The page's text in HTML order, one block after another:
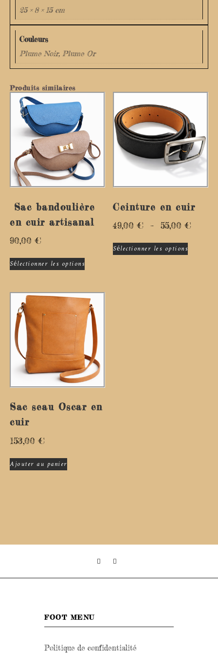
25 × 8 × 15 cm
Couleurs
Plume Noir, Plume Or
Produits similaires
Sac bandoulière
en cuir artisanal
90,00€
Sélectionner les options
Ceinture en cuir
49,00€ – 55,00€
Sélectionner les options
Sac seau Oscar en
cuir
153,00€
Ajouter au panier
FOOT MENU
Politique de confidentialité